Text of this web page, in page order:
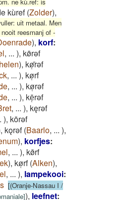
kùref(Zolder),
uit metaal. Men
reesmanj of -
), korf:
, ... ), kø̄rǝf
), kø̜̄rǝf
, ... ), kø̜rf
, ... ), kø̜rǝf
, ... ), kē̜rǝf
, ... ), kęrǝf
), kōrǝf
, kǫrǝf(Baarlo, ... ),
), korfjes:
, ... ), kø̄rf
), kø̜rf(Alken),
, ... ), lampekooi:
[(Oranje-Nassau I /
]), leefnet: